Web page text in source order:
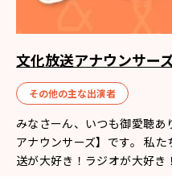
文化放送アナウンサー
その他の主な出演者
みなさーん、いつも御愛聴
アナウンサーズ】です。 私
送が大好き！ラジオが大好